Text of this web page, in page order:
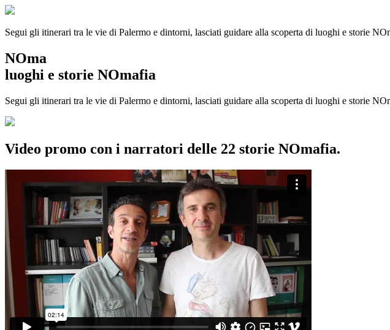
Segui gli itinerari tra le vie di Palermo e dintorni, lasciati guidare alla scoperta di luoghi e storie
NOma
luoghi e storie NOmafia
Segui gli itinerari tra le vie di Palermo e dintorni, lasciati guidare alla scoperta di luoghi e storie
Video promo con i narratori delle 22 storie NOmafia.